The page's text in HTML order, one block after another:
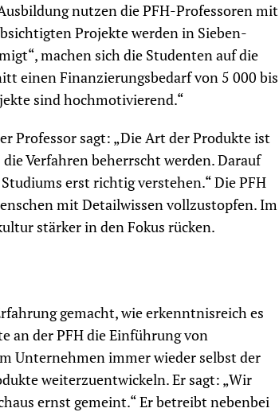
nutzen die PFH-Professoren mit
Projekte werden in Sieben-
machen sich die Studenten auf die
einen Finanzierungsbedarf von 5 000 bis
sind hochmotivierend.“
Professor sagt: „Die Art der Produkte ist
Verfahren beherrscht werden. Darauf
erst richtig verstehen.“ Die PFH
mit Detailwissen vollzustopfen. Im
stärker in den Fokus rücken.
gemacht, wie erkenntnisreich es
an der PFH die Einführung von
Unternehmen immer wieder selbst der
weiterzuentwickeln. Er sagt: „Wir
ernst gemeint.“ Er betreibt nebenbei